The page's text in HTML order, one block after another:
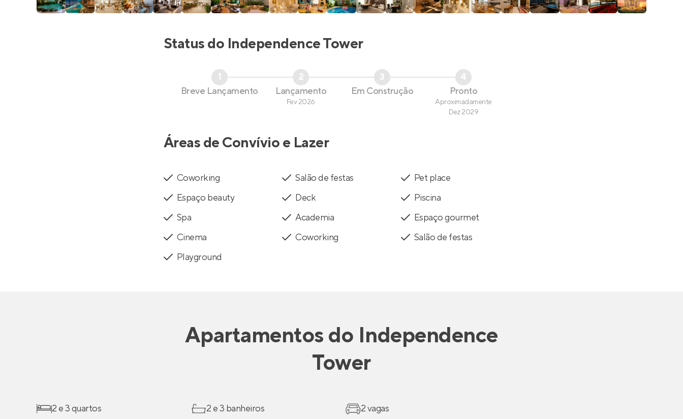
Status do Independence Tower
1
Breve Lançamento
2
Lançamento
Fev 2026
3
Em Construção
4
Pronto
Aproximadamente
Dez 2029
Áreas de Convívio e Lazer
Coworking Salão de festas
Pet place
Espaço beauty
Deck
Piscina
Spa
Academia
Espaço gourmet
Cinema
Coworking
Salão de festas
Playground
Apartamentos do Independence
Tower
2 e 3 quartos 2 e 3 banheiros 2 vagas